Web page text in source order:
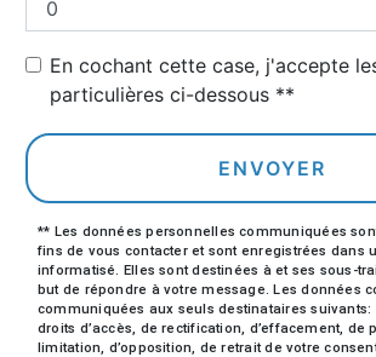
En cochant cette case, j'accepte
particulières ci-dessous **
ENVOYER
** Les données personnelles communiquées
fins de vous contacter et sont enregistrées dans
informatisé. Elles sont destinées à et ses sous-
but de répondre à votre message. Les données
communiquées aux seuls destinataires suivants:
droits d’accès, de rectification, d’effacement, de
limitation, d’opposition, de retrait de votre